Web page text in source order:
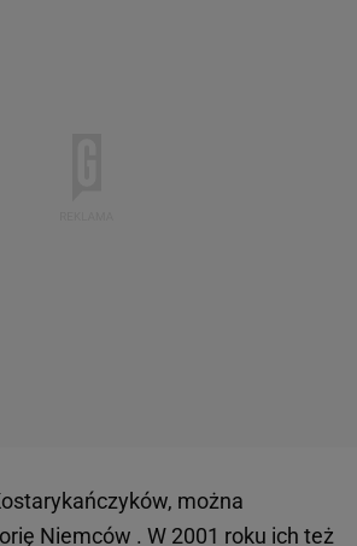
można
Niemców . W 2001 roku ich też